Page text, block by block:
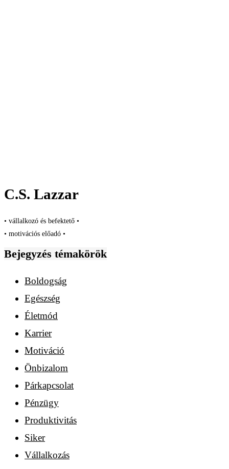
C.S. Lazzar
• vállalkozó és befektető •
• motivációs előadó •
Bejegyzés témakörök
Boldogság
Egészség
Életmód
Karrier
Motiváció
Önbizalom
Párkapcsolat
Pénzügy
Produktivitás
Siker
Vállalkozás